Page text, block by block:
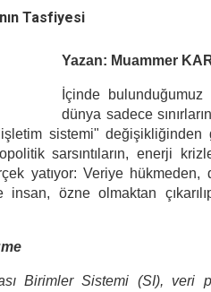
Tasfiyesi
Yazan: Muammer
İçinde bulunduğumuz
dünya sadece
sistemi" değişikliğinden
sarsıntıların, enerji
yatıyor: Veriye hükmeden,
özne olmaktan
Birimler Sistemi (SI), veri